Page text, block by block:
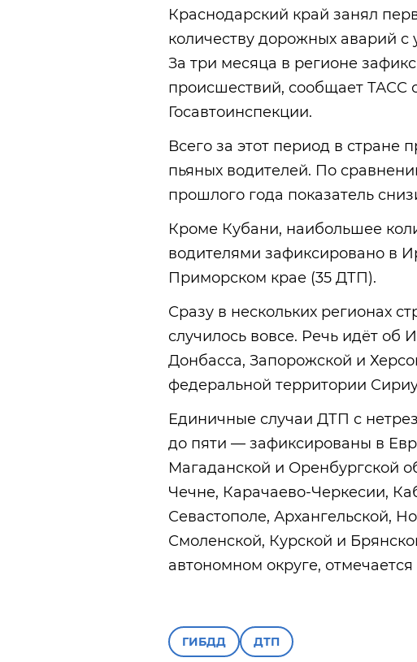
Краснодарский край занял
количеству дорожных аварий с
За три месяца в регионе
происшествий, сообщает ТАСС
Госавтоинспекции.
Всего за этот период в стране
пьяных водителей. По
прошлого года показатель
Кроме Кубани, наибольшее
водителями зафиксировано в
Приморском крае (35 ДТП).
Сразу в нескольких регионах
случилось вовсе. Речь идёт об
Донбасса, Запорожской и
федеральной территории
Единичные случаи ДТП с
до пяти — зафиксированы в
Магаданской и Оренбургской
Чечне, Карачаево-Черкесии,
Севастополе, Архангельской,
Смоленской, Курской и
автономном округе,
ГИБДД ДТП